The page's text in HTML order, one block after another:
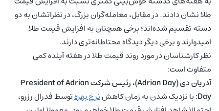
طلا نشان دادند. در مقابل، معامله‌گران بزرگ، در نظراتشان به دو
دسته تقسیم شده‌اند؛ برخی همچنان به افزایش قیمت طلا
امیدوارند و برخی دیگر دیدگاه محتاطانه‌تری دارند.
نظر کارشناسان در مورد روند قیمت طلا در هفته آینده کمی
متفاوت است:
آدریان دی (Adrian Day)، رئیس شرکت President of Adrian
Day: با نزدیک شدن به زمان کاهشنرخ بهرهتوسط فدرال رزرو،